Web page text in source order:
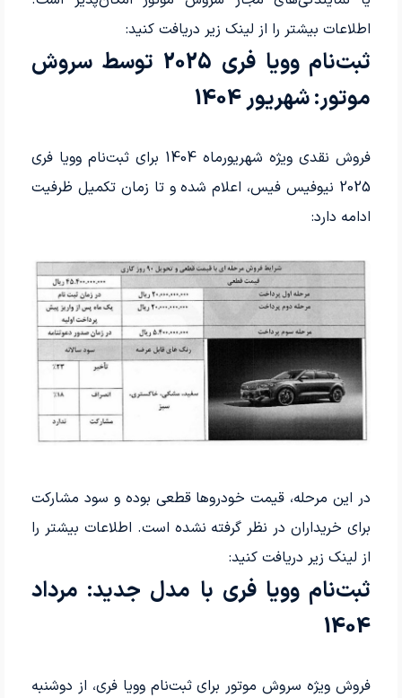
اطلاعات بیشتر را از لینک زیر دریافت کنید:
ثبت‌نام وویا فری 2025 توسط سروش
موتور: شهریور 1404
فروش نقدی ویژه شهریورماه 1404 برای ثبت‌نام وویا فری
2025 نیوفیس فیس، اعلام شده و تا زمان تکمیل ظرفیت
ادامه دارد:
در این مرحله، قیمت خودروها قطعی بوده و سود مشارکت
برای خریداران در نظر گرفته نشده است. اطلاعات بیشتر را
از لینک زیر دریافت کنید:
ثبت‌نام وویا فری با مدل جدید: مرداد
1404
فروش ویژه سروش موتور برای ثبت‌نام وویا فری، از دوشنبه